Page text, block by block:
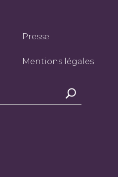
Presse
Mentions légales